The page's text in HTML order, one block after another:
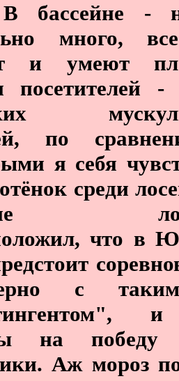
-
много,
и умеют
посетителей -
по
я себя
среди
что в
с
на победу
Аж мороз